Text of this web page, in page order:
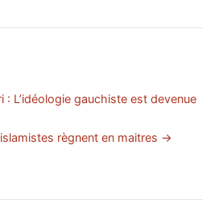
: L’idéologie gauchiste est devenue
règnent en maitres →